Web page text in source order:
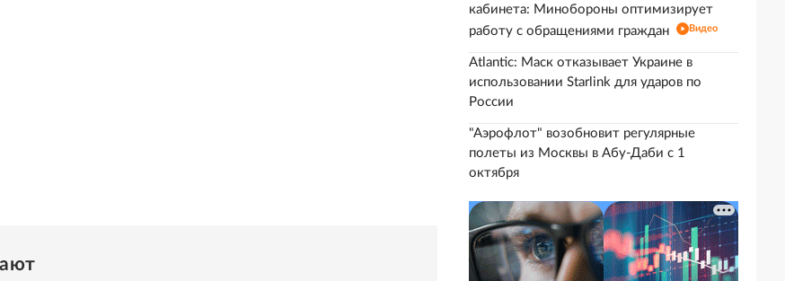
кабинета: Минобороны оптимизирует
работу с обращениями граждан
Видео
Atlantic: Маск отказывает Украине в
использовании Starlink для ударов по
России
"Аэрофлот" возобновит регулярные
полеты из Москвы в Абу-Даби с 1
октября